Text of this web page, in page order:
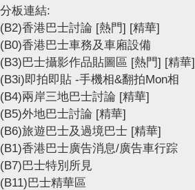
分板連結:
(B2)香港巴士討論 [熱門] [精華]
(B0)香港巴士車務及車廂設備
(B3)巴士攝影作品貼圖區 [熱門] [精華]
(B3i)即拍即貼 -手機相&翻拍Mon相
(B4)兩岸三地巴士討論 [精華]
(B5)外地巴士討論 [精華]
(B6)旅遊巴士及過境巴士 [精華]
(B1)香港巴士廣告消息/廣告車行踪
(B7)巴士特別所見
(B11)巴士精華區